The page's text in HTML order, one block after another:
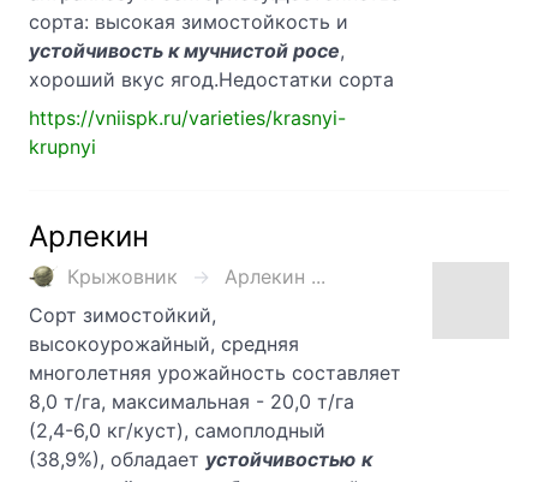
сорта: высокая зимостойкость и
устойчивость к мучнистой росе,
хороший вкус ягод.Недостатки сорта
https://vniispk.ru/varieties/krasnyi-
krupnyi
Арлекин
Крыжовник
Арлекин ...
Сорт зимостойкий,
высокоурожайный, средняя
многолетняя урожайность составляет
8,0 т/га, максимальная - 20,0 т/га
(2,4-6,0 кг/куст), самоплодный
(38,9%), обладает устойчивостью к